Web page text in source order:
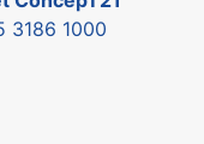
3186 1000